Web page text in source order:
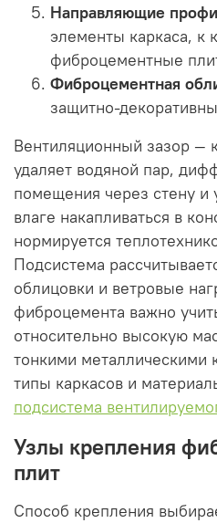
Направляющие
элементы каркаса, к
фиброцементные
Фиброцементная
защитно-
Вентиляционный зазор —
удаляет водяной пар,
помещения через стену и
влаге накапливаться в
нормируется
Подсистема
облицовки и ветровые
фиброцемента важно
относительно высокую
тонкими металлическими
типы каркасов и
подсистема
Узлы крепления
плит
Способ крепления